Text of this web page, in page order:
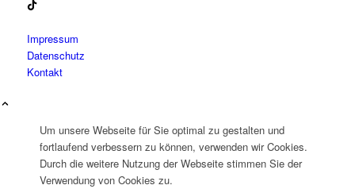
Impressum
Datenschutz
Kontakt
Um unsere Webseite für Sie optimal zu gestalten und
fortlaufend verbessern zu können, verwenden wir Cookies.
Durch die weitere Nutzung der Webseite stimmen Sie der
Verwendung von Cookies zu.